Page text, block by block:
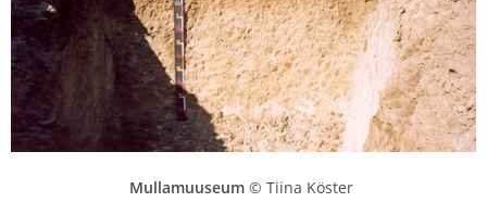
Mullamuuseum © Tiina Köster